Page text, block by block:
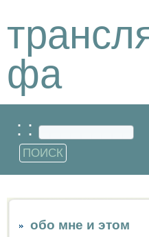
фа
: :
обо мне и этом